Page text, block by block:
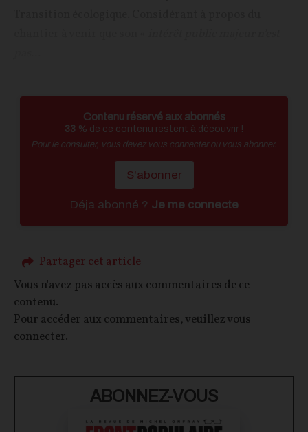
Contenu réservé aux abonnés
33 % de ce contenu restent à découvrir !
Pour le consulter, vous devez vous connecter ou vous abonner.
S'abonner
Déja abonné ? Je me connecte
Partager cet article
Vous n'avez pas accès aux commentaires de ce
contenu.
Pour accéder aux commentaires, veuillez vous
connecter.
ABONNEZ-VOUS